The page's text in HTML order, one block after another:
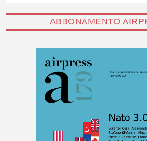
ABBONAMENTO